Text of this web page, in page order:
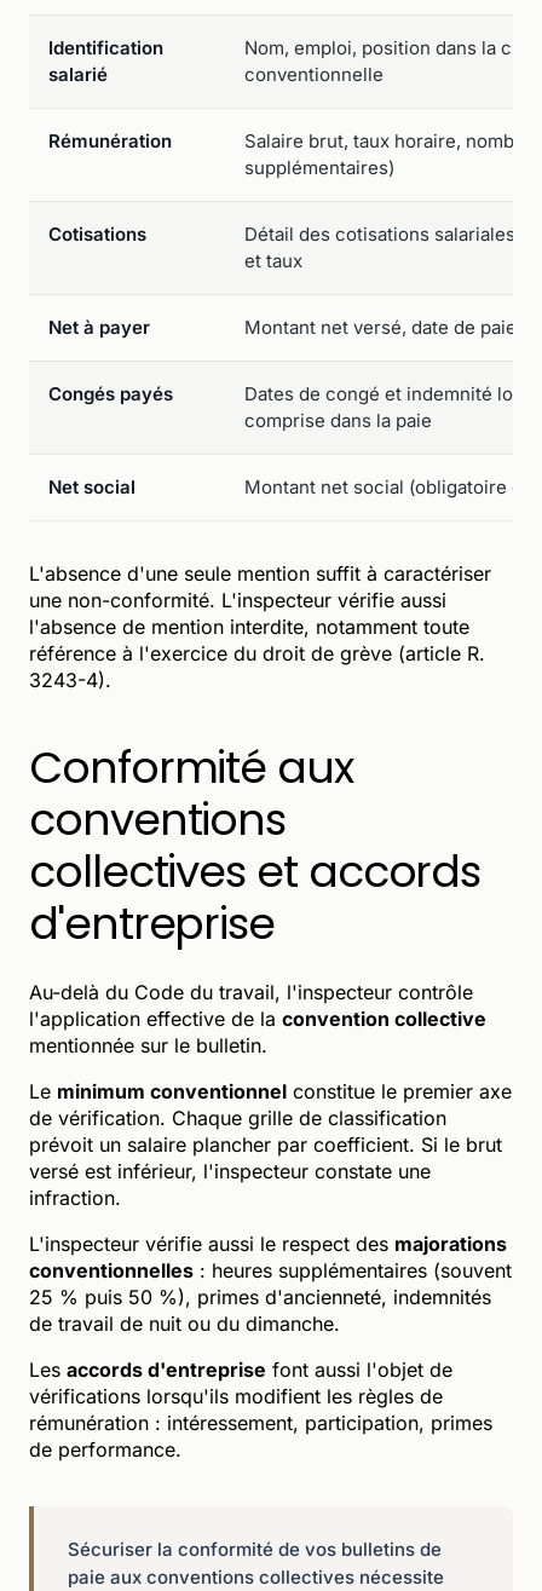
Identification
salarié
Nom, emploi, position dans la
conventionnelle
Rémunération
Salaire brut, taux horaire,
supplémentaires)
Cotisations
Détail des cotisations salariales
et taux
Net à payer Montant net versé, date de
Congés payés
Dates de congé et indemnité
comprise dans la paie
Net social Montant net social (obligatoire
L'absence d'une seule mention suffit à caractériser
une non-conformité. L'inspecteur vérifie aussi
l'absence de mention interdite, notamment toute
référence à l'exercice du droit de grève (article R.
3243-4).
Conformité aux
conventions
collectives et accords
d'entreprise
Au-delà du Code du travail, l'inspecteur contrôle
l'application effective de la convention collective
mentionnée sur le bulletin.
Le minimum conventionnel constitue le premier axe
de vérification. Chaque grille de classification
prévoit un salaire plancher par coefficient. Si le brut
versé est inférieur, l'inspecteur constate une
infraction.
L'inspecteur vérifie aussi le respect des majorations
conventionnelles : heures supplémentaires (souvent
25 % puis 50 %), primes d'ancienneté, indemnités
de travail de nuit ou du dimanche.
Les accords d'entreprise font aussi l'objet de
vérifications lorsqu'ils modifient les règles de
rémunération : intéressement, participation, primes
de performance.
Sécuriser la conformité de vos bulletins de
paie aux conventions collectives nécessite